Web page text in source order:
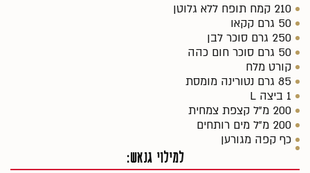
210 קמח תופח ללא גלוטן
50 גרם קקאו
250 גרם סוכר לבן
50 גרם סוכר חום כהה
קורט מלח
85 גרם נטורינה מומסת
1 ביצה L
200 מ״ל קצפת צמחית
200 מ״ל מים רותחים
כף קפה מגורען
למילוי גנאש: